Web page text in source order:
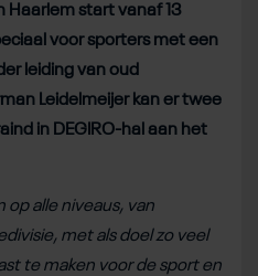
Haarlem start vanaf 13
voor sporters met een
leiding van oud
Leidelmeijer kan er twee
in DEGIRO-hal aan het
alle niveaus, van
met als doel zo veel
te maken voor de sport en